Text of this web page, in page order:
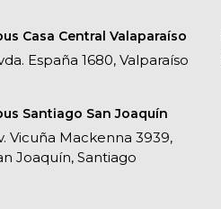
Casa Central Valaparaíso
España 1680, Valparaíso
Santiago San Joaquín
Vicuña Mackenna 3939,
Joaquín, Santiago